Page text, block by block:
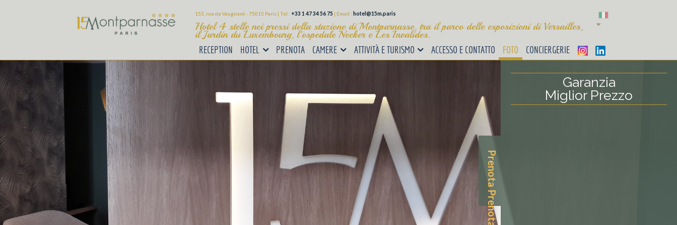
153, rue de Vaugirard - 75015 Paris | Tel : +33 1 47 34 56 75 | Email : hotel@15m.paris
Hotel 4 stelle nei pressi della stazione di Montparnasse, tra il parco delle esposizioni di Versailles,
il Jardin du Luxembourg, l'ospedale Necker e Les Invalides.
RECEPTION HOTEL PRENOTA CAMERE ATTIVITÀ E TURISMO ACCESSO E CONTATTO FOTO CONCIERGERIE
Prenota
Prenota
Garanzia
Miglior Prezzo